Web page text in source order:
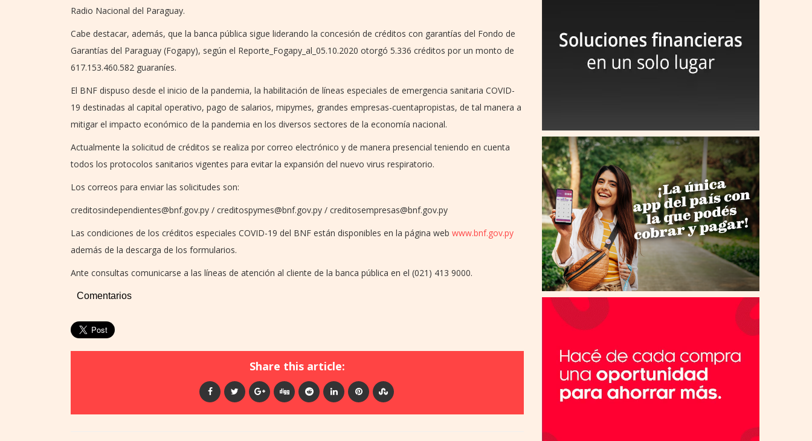
Radio Nacional del Paraguay.
Cabe destacar, además, que la banca pública sigue liderando la concesión de créditos con garantías del Fondo de
Garantías del Paraguay (Fogapy), según el Reporte_Fogapy_al_05.10.2020 otorgó 5.336 créditos por un monto de
617.153.460.582 guaraníes.
El BNF dispuso desde el inicio de la pandemia, la habilitación de líneas especiales de emergencia sanitaria COVID-
19 destinadas al capital operativo, pago de salarios, mipymes, grandes empresas-cuentapropistas, de tal manera a
mitigar el impacto económico de la pandemia en los diversos sectores de la economía nacional.
Actualmente la solicitud de créditos se realiza por correo electrónico y de manera presencial teniendo en cuenta
todos los protocolos sanitarios vigentes para evitar la expansión del nuevo virus respiratorio.
Los correos para enviar las solicitudes son:
creditosindependientes@bnf.gov.py / creditospymes@bnf.gov.py / creditosempresas@bnf.gov.py
Las condiciones de los créditos especiales COVID-19 del BNF están disponibles en la página web www.bnf.gov.py
además de la descarga de los formularios.
Ante consultas comunicarse a las líneas de atención al cliente de la banca pública en el (021) 413 9000.
Comentarios
Share this article: